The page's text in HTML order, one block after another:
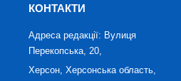
КОНТАКТИ
Адреса редакції: Вулиця
Перекопська, 20,
Херсон, Херсонська область,